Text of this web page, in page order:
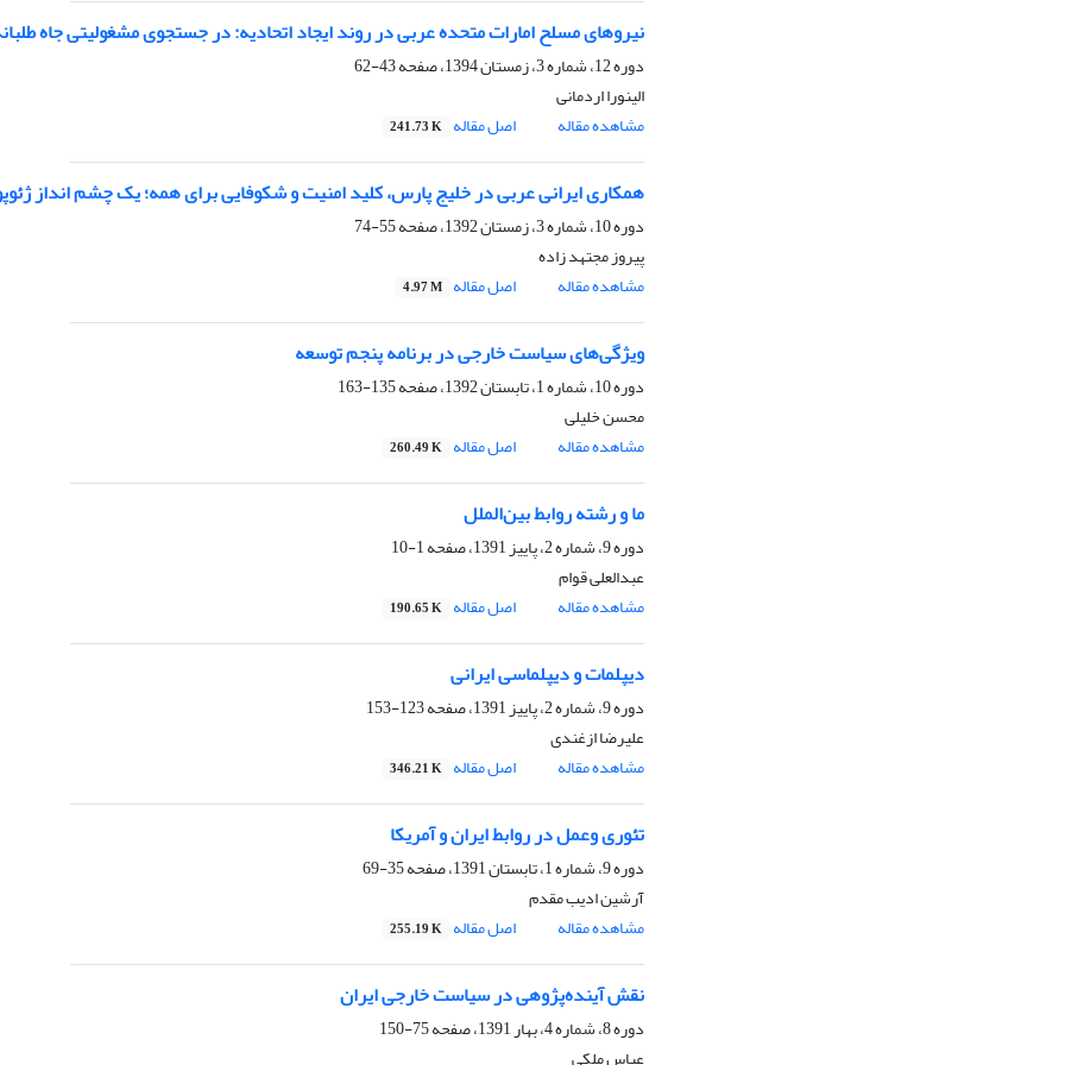
نیروهای مسلح امارات متحده عربی در روند ایجاد اتحادیه: در جستجوی مشغولیتی جاه
دوره 12، شماره 3، زمستان 1394، صفحه
43-62
الینورا اردمانی
مشاهده مقاله
اصل مقاله 241.73 K
همکاری ایرانی عربی در خلیج پارس، کلید امنیت و شکوفایی برای همه؛ یک چشم انداز
دوره 10، شماره 3، زمستان 1392، صفحه
55-74
پیروز مجتهد زاده
مشاهده مقاله
اصل مقاله 4.97 M
ویژگی‌های سیاست خارجی در برنامه پنجم توسعه
دوره 10، شماره 1، تابستان 1392، صفحه
135-163
محسن خلیلی
مشاهده مقاله
اصل مقاله 260.49 K
ما و رشته روابط بین‌الملل
دوره 9، شماره 2، پاییز 1391، صفحه
1-10
عبدالعلی قوام
مشاهده مقاله
اصل مقاله 190.65 K
دیپلمات و دیپلماسی ایرانی
دوره 9، شماره 2، پاییز 1391، صفحه
123-153
علیرضا ازغندی
مشاهده مقاله
اصل مقاله 346.21 K
تئوری وعمل در روابط ایران و آمریکا
دوره 9، شماره 1، تابستان 1391، صفحه
35-69
آرشین ادیب مقدم
مشاهده مقاله
اصل مقاله 255.19 K
نقش آینده‌پژوهی در سیاست خارجی ایران
دوره 8، شماره 4، بهار 1391، صفحه
75-150